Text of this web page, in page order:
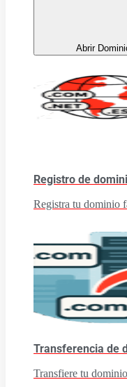
Abrir
Registro de
Registra tu dominio
Transferencia de
Transfiere tu